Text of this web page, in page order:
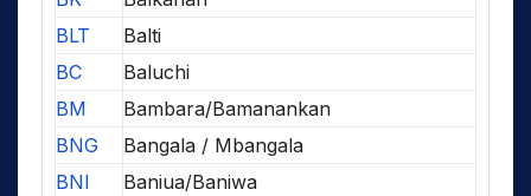
BLT
Balti
BC
Baluchi
BM
Bambara/Bamanankan
BNG
Bangala / Mbangala
BNI
Baniua/Baniwa